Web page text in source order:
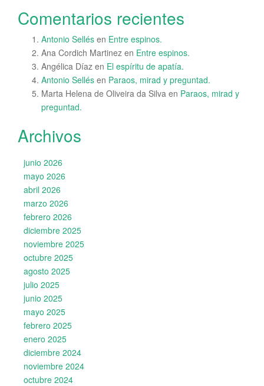
Comentarios recientes
Antonio Sellés en Entre espinos.
Ana Cordich Martinez en Entre espinos.
Angélica Díaz en El espíritu de apatía.
Antonio Sellés en Paraos, mirad y preguntad.
Marta Helena de Oliveira da Silva en Paraos, mirad y
preguntad.
Archivos
junio 2026
mayo 2026
abril 2026
marzo 2026
febrero 2026
diciembre 2025
noviembre 2025
octubre 2025
agosto 2025
julio 2025
junio 2025
mayo 2025
febrero 2025
enero 2025
diciembre 2024
noviembre 2024
octubre 2024